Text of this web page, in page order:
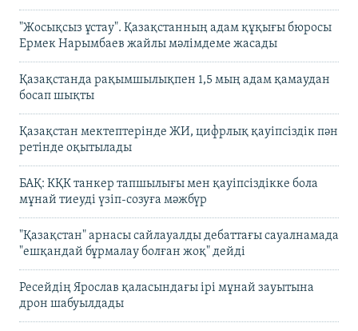
"Жосықсыз ұстау". Қазақстанның адам құқығы бюросы
Ермек Нарымбаев жайлы мәлімдеме жасады
Қазақстанда рақымшылықпен 1,5 мың адам қамаудан
босап шықты
Қазақстан мектептерінде ЖИ, цифрлық қауіпсіздік пән
ретінде оқытылады
БАҚ: КҚК танкер тапшылығы мен қауіпсіздікке бола
мұнай тиеуді үзіп-созуға мәжбүр
"Қазақстан" арнасы сайлауалды дебаттағы сауалнамада
"ешқандай бұрмалау болған жоқ" дейді
Ресейдің Ярослав қаласындағы ірі мұнай зауытына
дрон шабуылдады